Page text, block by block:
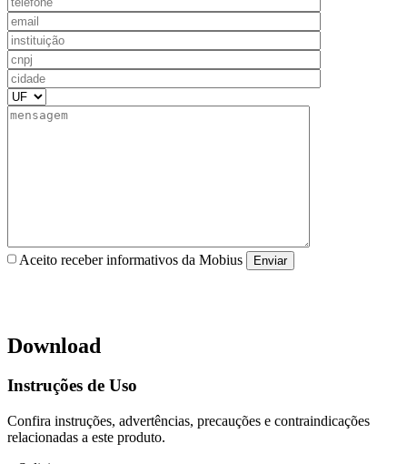
Aceito receber informativos da Mobius
Download
Instruções de Uso
Confira instruções, advertências, precauções e contraindicações
relacionadas a este produto.